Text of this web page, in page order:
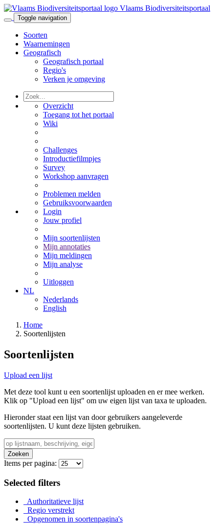
Vlaams Biodiversiteitsportaal
Toggle navigation
Soorten
Waarnemingen
Geografisch
Geografisch portaal
Regio's
Verken je omgeving
Overzicht
Toegang tot het portaal
Wiki
Challenges
Introductiefilmpjes
Survey
Workshop aanvragen
Problemen melden
Gebruiksvoorwaarden
Login
Jouw profiel
Mijn soortenlijsten
Mijn annotaties
Mijn meldingen
Mijn analyse
Uitloggen
NL
Nederlands
English
Home
Soortenlijsten
Soortenlijsten
Upload een lijst
Met deze tool kunt u een soortenlijst uploaden en er mee werken.
Klik op "Upload een lijst" om uw eigen lijst van taxa te uploaden.
Hieronder staat een lijst van door gebruikers aangeleverde
soortenlijsten. U kunt deze lijsten gebruiken.
Zoeken
Items per pagina:
Selected filters
Authoritatieve lijst
Regio verstrekt
Opgenomen in soortenpagina's